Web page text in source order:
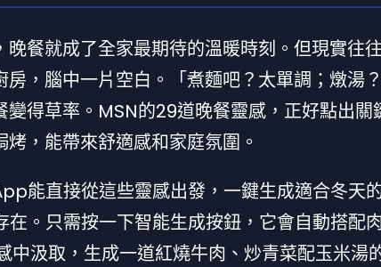
餐就成了全家最期待的溫暖時刻。但現實往
房，腦中一片空白。「煮麵吧？太單調；燉湯
變得草率。MSN的29道晚餐靈感，正好點出
，能帶來舒適感和家庭氛圍。
能直接從這些靈感出發，一鍵生成適合冬天
。只需按一下智能生成按鈕，它會自動搭配
中汲取，生成一道紅燒牛肉、炒青菜配玉米湯